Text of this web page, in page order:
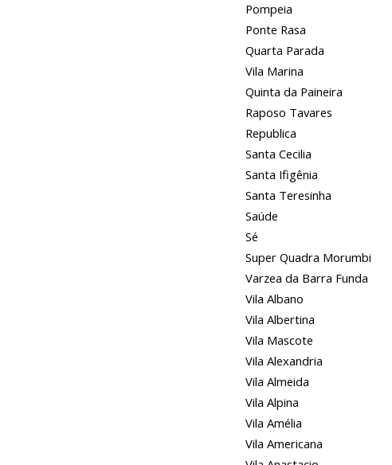
Pompeia
Ponte Rasa
Quarta Parada
Vila Marina
Quinta da Paineira
Raposo Tavares
Republica
Santa Cecilia
Santa Ifigênia
Santa Teresinha
Saúde
Sé
Super Quadra Morumbi
Varzea da Barra Funda
Vila Albano
Vila Albertina
Vila Mascote
Vila Alexandria
Vila Almeida
Vila Alpina
Vila Amélia
Vila Americana